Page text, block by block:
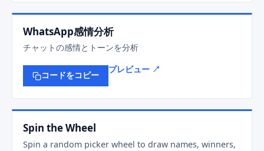
WhatsApp感情分析
チャットの感情とトーンを分析
コードをコピー
プレビュー ↗
Spin the Wheel
Spin a random picker wheel to draw names, winners,